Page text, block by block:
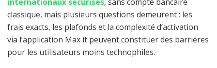
classique, mais plusieurs questions demeurent : les
frais exacts, les plafonds et la complexité d’activation
via l’application Max it peuvent constituer des barrières
pour les utilisateurs moins technophiles.